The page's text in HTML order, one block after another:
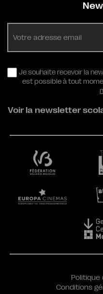
Je souhaite recevoir la
est possible à tout
Voir la newsletter
Politique
Conditions